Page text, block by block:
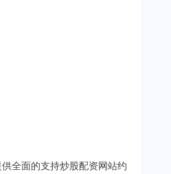
全面的支持炒股配资网站约